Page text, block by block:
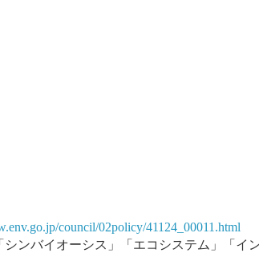
council/02policy/41124_00011.html
ンバイオーシス」「エコシステム」「イ